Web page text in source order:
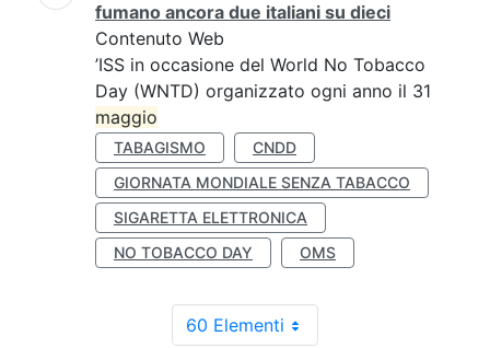
fumano ancora due italiani su dieci
Contenuto Web
’ISS in occasione del World No Tobacco
Day (WNTD) organizzato ogni anno il 31
maggio
TABAGISMO
CNDD
GIORNATA MONDIALE SENZA TABACCO
SIGARETTA ELETTRONICA
NO TOBACCO DAY
OMS
60 Elementi